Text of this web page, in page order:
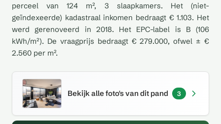
perceel van 124 m², 3 slaapkamers. Het (niet-
geïndexeerde) kadastraal inkomen bedraagt € 1.103. Het
werd gerenoveerd in 2018. Het EPC-label is B (106
kWh/m²). De vraagprijs bedraagt € 279.000, ofwel ± €
2.560 per m².
Bekijk alle foto's van dit pand 3